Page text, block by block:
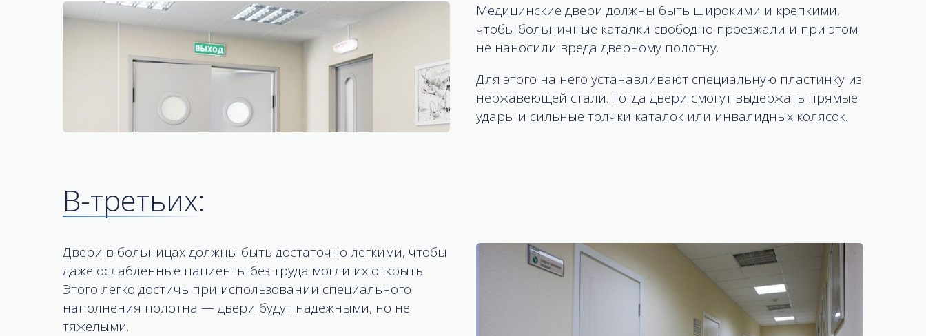
Медицинские двери должны быть широкими и крепкими,
чтобы больничные каталки свободно проезжали и при этом
не наносили вреда дверному полотну.
Для этого на него устанавливают специальную пластинку из
нержавеющей стали. Тогда двери смогут выдержать прямые
удары и сильные толчки каталок или инвалидных колясок.
В-третьих:
Двери в больницах должны быть достаточно легкими, чтобы
даже ослабленные пациенты без труда могли их открыть.
Этого легко достичь при использовании специального
наполнения полотна — двери будут надежными, но не
тяжелыми.